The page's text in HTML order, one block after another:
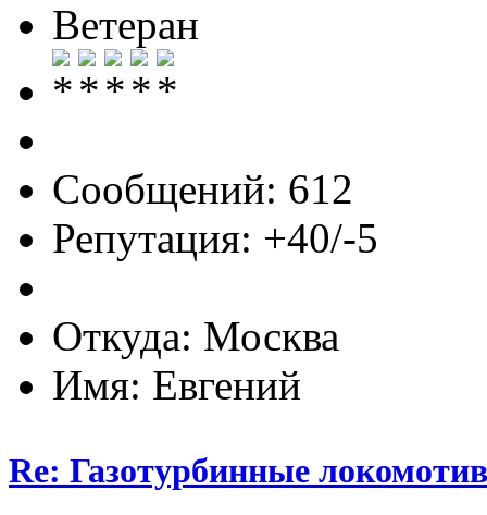
Ветеран
Сообщений: 612
Репутация: +40/-5
Откуда: Москва
Имя: Евгений
Re: Газотурбинные